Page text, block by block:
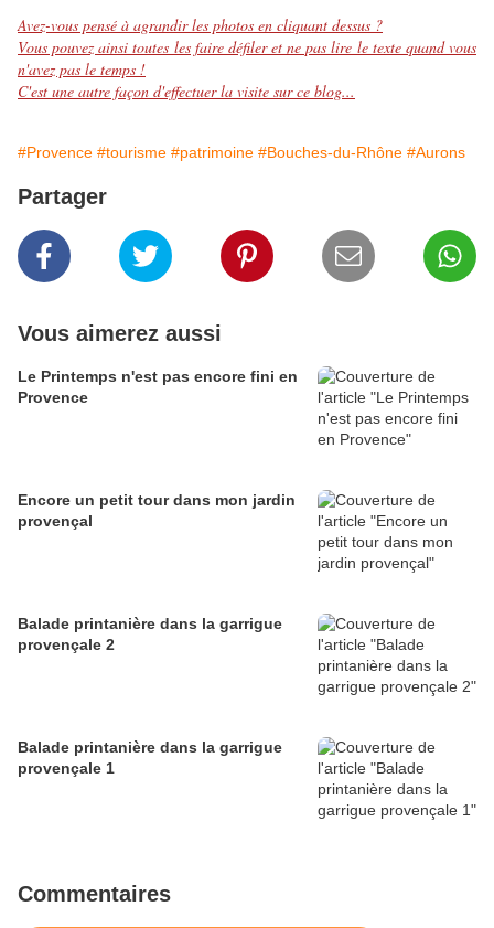
Avez-vous pensé à agrandir les photos en cliquant dessus ?
Vous pouvez ainsi toutes les faire défiler et ne pas lire le texte quand vous
n'avez pas le temps !
C'est une autre façon d'effectuer la visite sur ce blog...
#Provence #tourisme #patrimoine #Bouches-du-Rhône #Aurons
Partager
Vous aimerez aussi
Le Printemps n'est pas encore fini en
Provence
Encore un petit tour dans mon jardin
provençal
Balade printanière dans la garrigue
provençale 2
Balade printanière dans la garrigue
provençale 1
Commentaires